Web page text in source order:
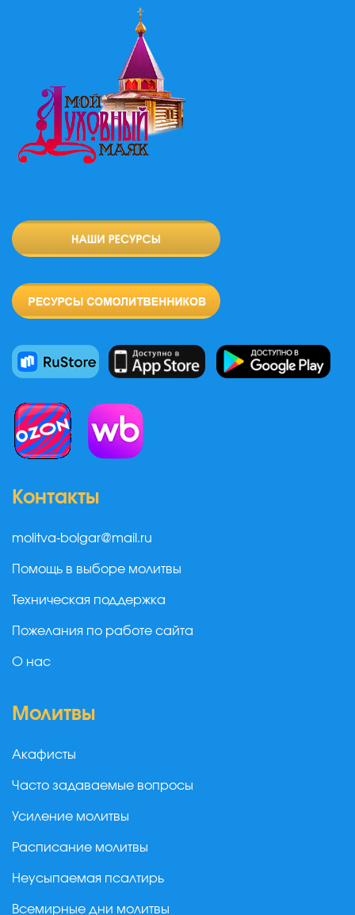
Контакты
molitva-bolgar@mail.ru
Помощь в выборе молитвы
Техническая поддержка
Пожелания по работе сайта
О нас
Молитвы
Акафисты
Часто задаваемые вопросы
Усиление молитвы
Расписание молитвы
Неусыпаемая псалтирь
Всемирные дни молитвы